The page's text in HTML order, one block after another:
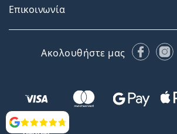
Αξιολογήσεις
Επικοινωνία
Ακολουθήστε μας